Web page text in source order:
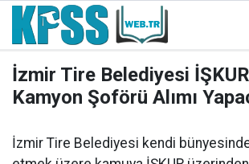
İzmir Tire Belediyesi
Kamyon Şoförü Alımı
İzmir Tire Belediyesi kendi